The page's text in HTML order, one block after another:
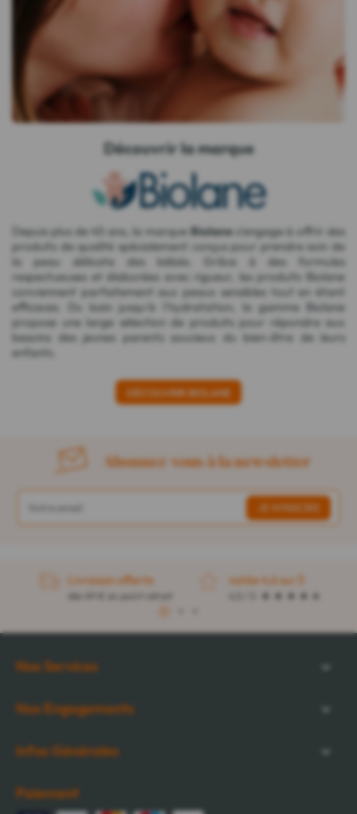
Découvrir la marque
Depuis plus de 45 ans, la marque Biolanes'engage à offrir des
produits de qualité spécialement conçus pour prendre soin de
la peau délicate des bébés. Grâce à des formules
respectueuses et élaborées avec rigueur, les produits Biolane
conviennent parfaitement aux peaux sensibles tout en étant
efficaces. Du bain jusqu'à l'hydratation, la gamme Biolane
propose une large sélection de produits pour répondre aux
besoins des jeunes parents soucieux du bien-être de leurs
enfants.
DÉCOUVRIR BIOLANE
Abonnez-vous à la newsletter
Livraison offerte
dès 49 € en point retrait
notée 4,6 sur 5
1
Nos Services
Nos Engagements
Infos Générales
Paiement